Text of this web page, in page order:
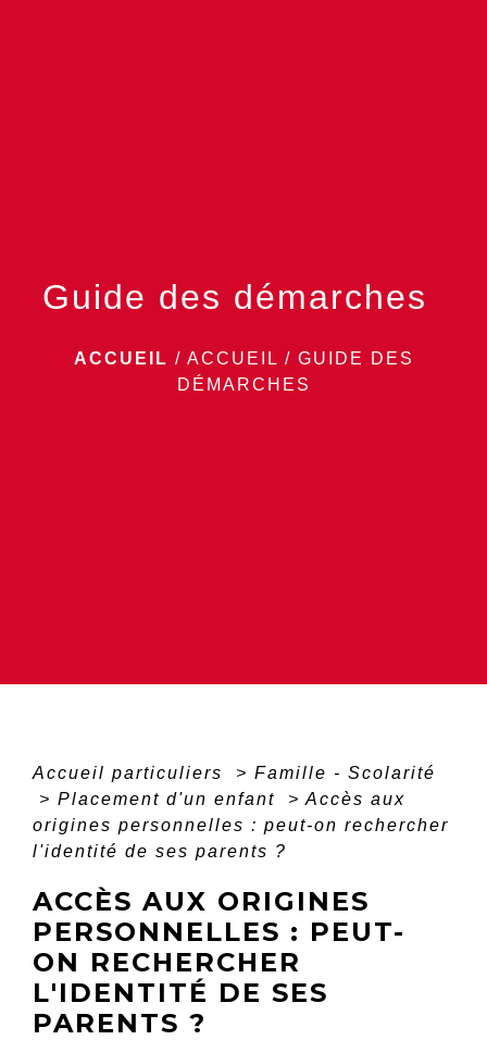
Guide des démarches
ACCUEIL / ACCUEIL / GUIDE DES
DÉMARCHES
Accueil particuliers > Famille - Scolarité
> Placement d'un enfant > Accès aux
origines personnelles : peut-on rechercher
l'identité de ses parents ?
ACCÈS AUX ORIGINES
PERSONNELLES : PEUT-
ON RECHERCHER
L'IDENTITÉ DE SES
PARENTS ?